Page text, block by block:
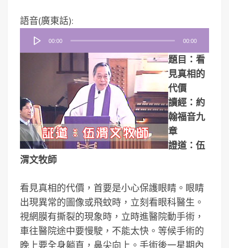
語音(廣東話):
器
00:00 00:00
題目：看
見真相的
代價
讀經：約
翰福音九
章
證道：伍
渭文牧師
看見真相的代價，首要是小心保護眼睛。眼睛
出現異常的圖像或飛蚊時，立刻看眼科醫生。
視網膜有撕裂的現象時，立時進醫院動手術，
車往醫院途中要慢駛，不能太快。等候手術的
晚上要全身躺直，鼻尖向上。手術後一星期內